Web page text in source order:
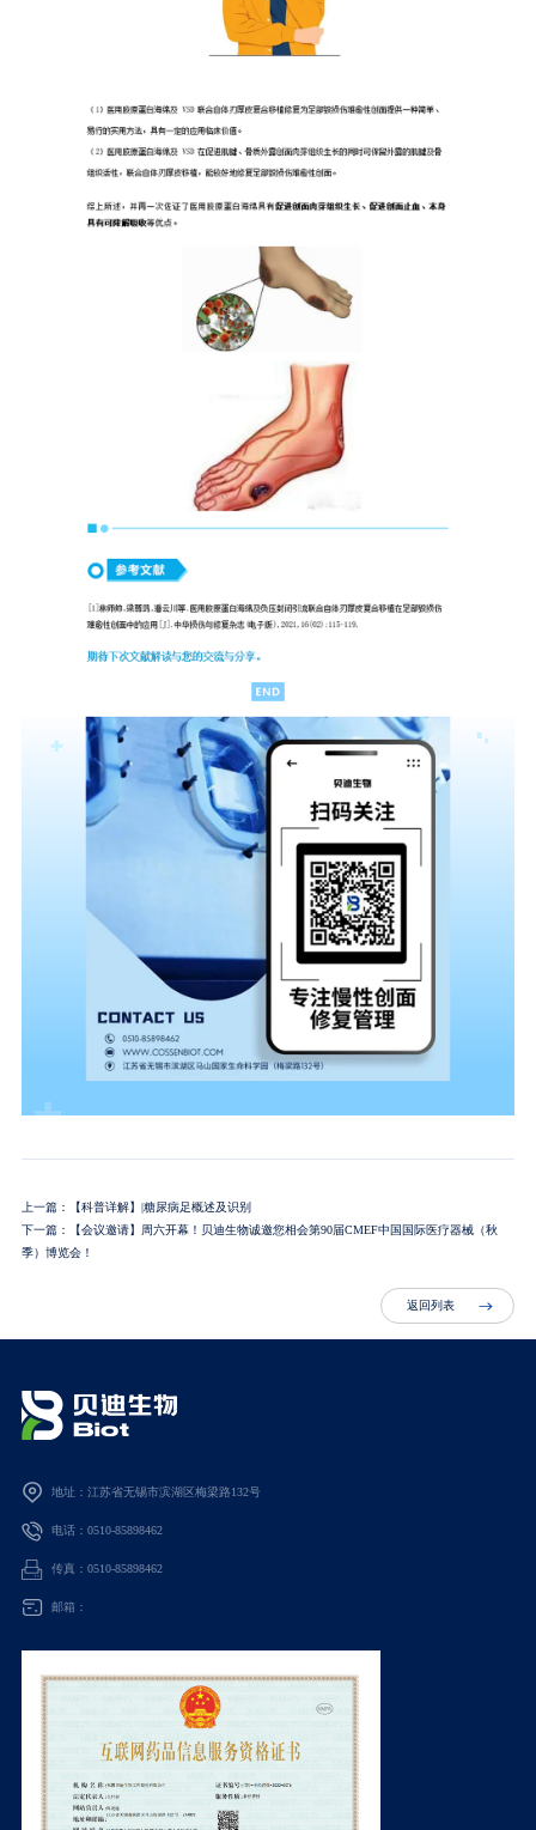
上一篇：【科普详解】|糖尿病足概述及识别
下一篇：【会议邀请】周六开幕！贝迪生物诚邀您相会第90届CMEF中国国际医疗器械（秋
季）博览会！
返回列表
地址：江苏省无锡市滨湖区梅梁路132号
电话：0510-85898462
传真：0510-85898462
邮箱：